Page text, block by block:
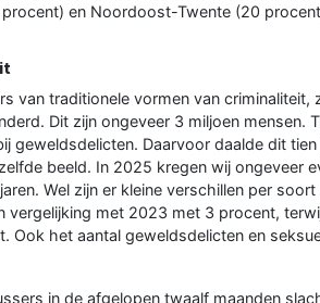
en Noordoost-Twente (20
van traditionele vormen van criminaliteit,
Dit zijn ongeveer 3 miljoen mensen.
geweldsdelicten. Daarvoor daalde dit
beeld. In 2025 kregen wij ongeveer
Wel zijn er kleine verschillen per
vergelijking met 2023 met 3 procent,
Ook het aantal geweldsdelicten en
in de afgelopen twaalf maanden